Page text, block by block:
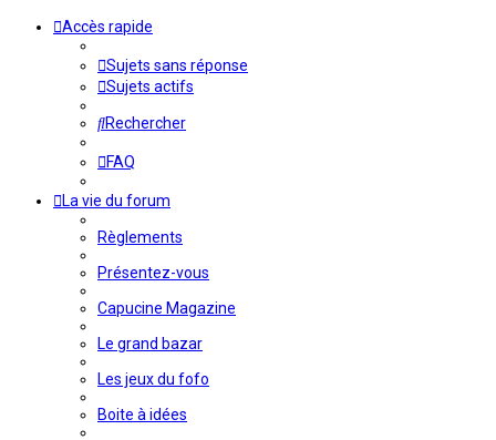
Accès rapide
Sujets sans réponse
Sujets actifs
Rechercher
FAQ
La vie du forum
Règlements
Présentez-vous
Capucine Magazine
Le grand bazar
Les jeux du fofo
Boite à idées